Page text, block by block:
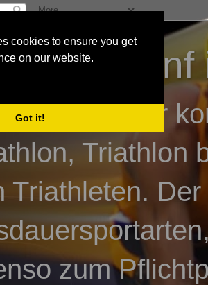
cookies to ensure you get
on our website.
Got it!
- #dnf
Baumgartner
Triathlon
Triathleten.
zum